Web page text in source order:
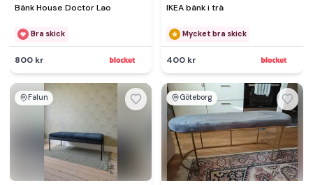
Bänk House Doctor Lao
Bra skick
800 kr
IKEA bänk i trä
Mycket bra skick
400 kr
Falun Göteborg